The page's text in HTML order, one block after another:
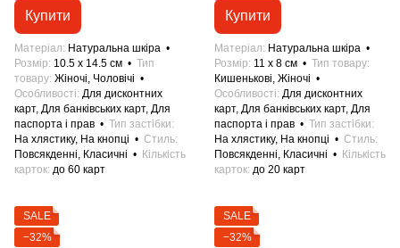
Купити
Матеріал
Натуральна шкіра
Розмір 10.5 x 14.5 см
Тип
товару Жіночі, Чоловічі
Особливості Для дисконтних
карт, Для банківських карт, Для
паспорта і прав
Тип застібки
На хлястику, На кнопці
Стиль
Повсякденні, Класичні
Кількість
карток до 60 карт
Купити
Матеріал
Натуральна шкіра
Розмір 11 x 8 см
Тип товару
Кишенькові, Жіночі
Особливості Для дисконтних
карт, Для банківських карт, Для
паспорта і прав
Тип застібки
На хлястику, На кнопці
Стиль
Повсякденні, Класичні
Кількість
карток до 20 карт
SALE
−32%
SALE
−32%